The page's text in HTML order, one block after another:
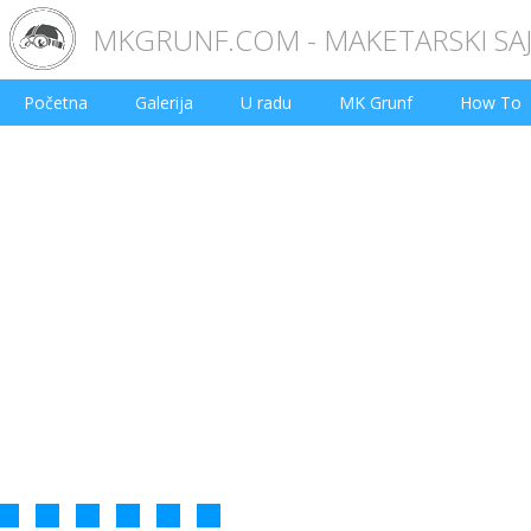
MKGRUNF.COM - MAKETARSKI
Početna Galerija U radu MK Grunf How To